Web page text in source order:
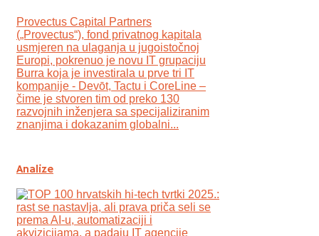
Provectus Capital Partners
(„Provectus“), fond privatnog kapitala
usmjeren na ulaganja u jugoistočnoj
Europi, pokrenuo je novu IT grupaciju
Burra koja je investirala u prve tri IT
kompanije - Devōt, Tactu i CoreLine –
čime je stvoren tim od preko 130
razvojnih inženjera sa specijaliziranim
znanjima i dokazanim globalni...
Analize